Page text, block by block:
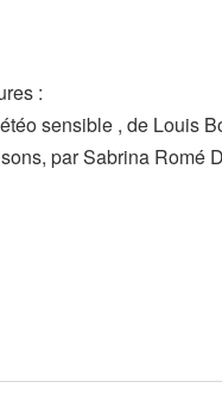
:
sensible , de Louis
par Sabrina Romé